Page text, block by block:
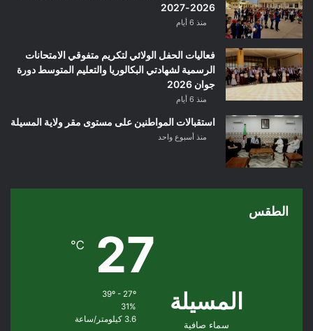
2026-2027
منذ 6 أيام
فعاليات الحفل الولائي لتكريم متفوقي الامتحانات
الرسمية لشهادتي البكالوريا والتعليم المتوسط دورة
جوان 2026
منذ 6 أيام
استقبالات المواطنين على مستوى مقر ولاية المسيلة
منذ أسبوع واحد
الطقس
المسيلة
سماء صافية
27
℃
39º - 27º
31%
3.6 كيلومتر/ساعة